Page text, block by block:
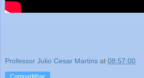
Professor Julio Cesar Martins at 08:57:00
Compartilhar